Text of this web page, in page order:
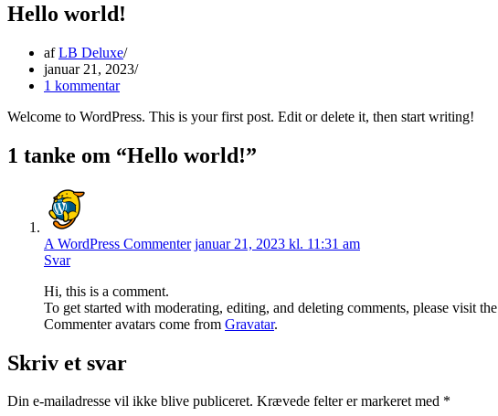
Hello world!
afLB Deluxe
januar 21, 2023
1 kommentar
Welcome to WordPress. This is your first post. Edit or delete it, then start writing!
1 tanke om “Hello world!”
A WordPress Commenter januar 21, 2023 kl. 11:31 am
Svar
Hi, this is a comment.
To get started with moderating, editing, and deleting comments, please visit
Commenter avatars come from Gravatar.
Skriv et svar
Din e-mailadresse vil ikke blive publiceret. Krævede felter er markeret med *